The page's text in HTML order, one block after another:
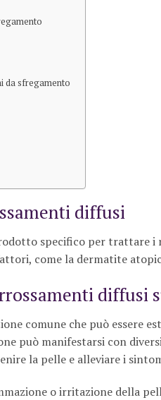
da sfregamento
diffusi
specifico per trattare i
come la dermatite
diffusi
comune che può essere
può manifestarsi con
la pelle e alleviare i
o irritazione della